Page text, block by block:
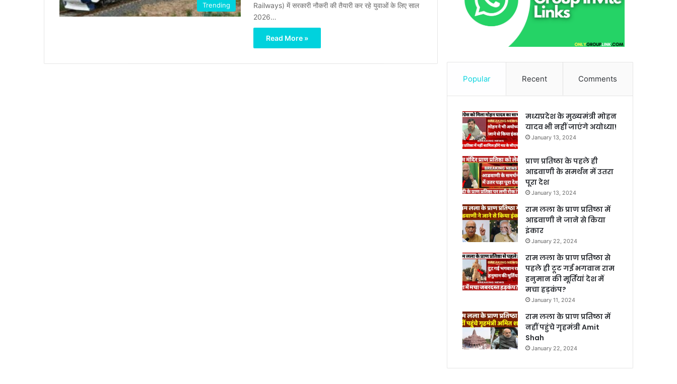
Trending
Railways) में सरकारी नौकरी की तैयारी कर रहे युवाओं के लिए साल
2026…
Read More »
Popular Recent Comments
मध्यप्रदेश के मुख्यमंत्री मोहन
यादव भी नहीं जाएंगे अयोध्या!
January 13, 2024
प्राण प्रतिष्ठा के पहले ही
आडवाणी के समर्थन में उतरा
पूरा देश
January 13, 2024
राम लला के प्राण प्रतिष्ठा में
आडवाणी ने जाने से किया
इंकार
January 22, 2024
राम लला के प्राण प्रतिष्ठा से
पहले ही टूट गई भगवान राम
हनुमान की मूर्तियां देश में
मचा हड़कंप?
January 11, 2024
राम लला के प्राण प्रतिष्ठा में
नहीं पहुंचे गृहमंत्री Amit
Shah
January 22, 2024